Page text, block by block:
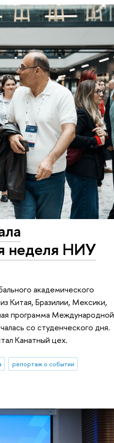
неделя НИУ
академического
Китая, Бразилии, Мексики,
программа Международной
со студенческого дня.
Канатный цех.
репортаж о событии